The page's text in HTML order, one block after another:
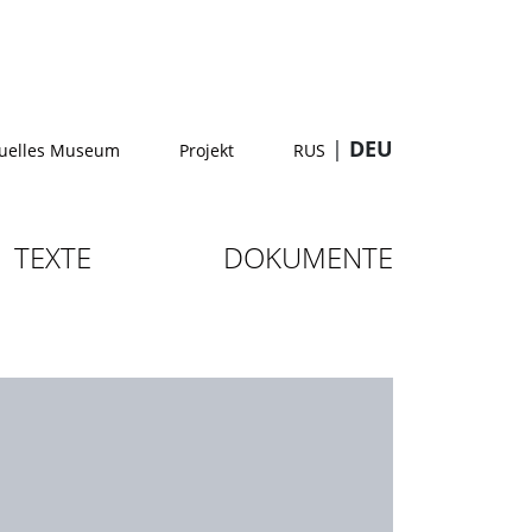
Museum Projekt RUS | DEU
TEXTE DOKUMENTE